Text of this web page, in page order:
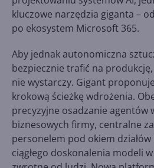
kluczowe narzędzia giganta –
po ekosystem Microsoft 365.
Aby jednak autonomiczna
bezpiecznie trafić na
nie wystarczy. Gigant
krokową ścieżkę wdrożenia.
precyzyjne osadzanie agentów
biznesowych firmy, centralne
personelem pod okiem działów
ciągłego doskonalenia modeli